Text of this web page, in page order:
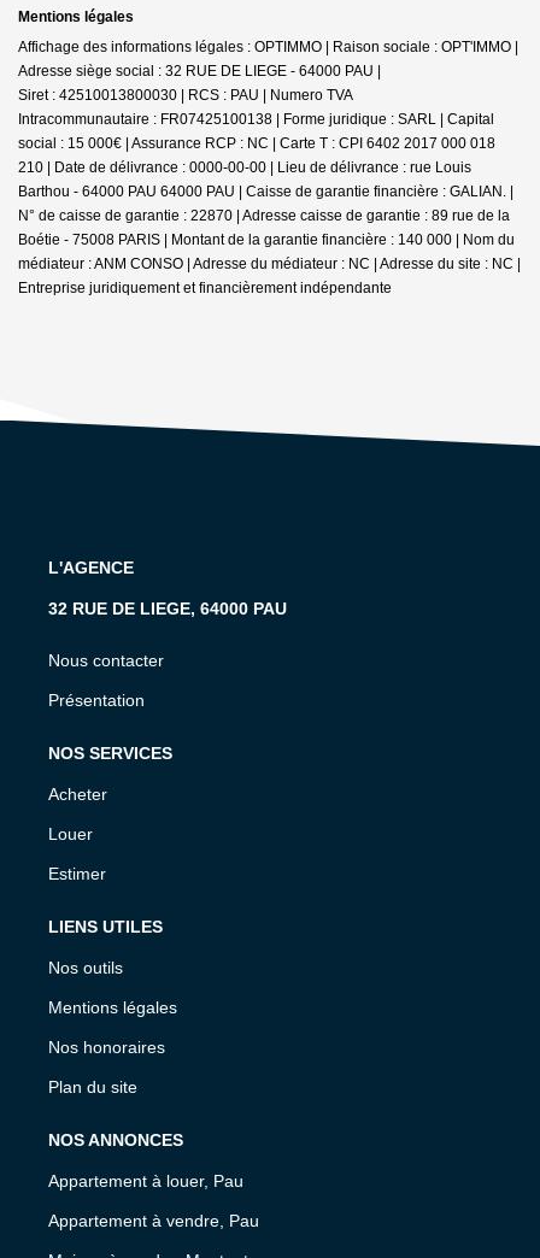
Mentions légales
Affichage des informations légales : OPTIMMO | Raison sociale : OPT'IMMO |
Adresse siège social : 32 RUE DE LIEGE - 64000 PAU |
Siret : 42510013800030 | RCS : PAU | Numero TVA
Intracommunautaire : FR07425100138 | Forme juridique : SARL | Capital
social : 15 000€ | Assurance RCP : NC | Carte T : CPI 6402 2017 000 018
210 | Date de délivrance : 0000-00-00 | Lieu de délivrance : rue Louis
Barthou - 64000 PAU 64000 PAU | Caisse de garantie financière : GALIAN. |
N° de caisse de garantie : 22870 | Adresse caisse de garantie : 89 rue de la
Boétie - 75008 PARIS | Montant de la garantie financière : 140 000 | Nom du
médiateur : ANM CONSO | Adresse du médiateur : NC | Adresse du site : NC |
Entreprise juridiquement et financièrement indépendante
L'AGENCE
32 RUE DE LIEGE, 64000 PAU
Nous contacter
Présentation
NOS SERVICES
Acheter
Louer
Estimer
LIENS UTILES
Nos outils
Mentions légales
Nos honoraires
Plan du site
NOS ANNONCES
Appartement à louer, Pau
Appartement à vendre, Pau